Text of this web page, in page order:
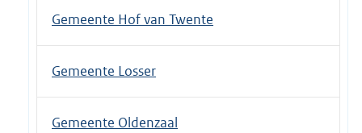
Gemeente Hof van Twente
Gemeente Losser
Gemeente Oldenzaal